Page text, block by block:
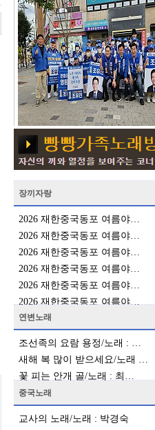
장끼자랑
2026 재한중국동포 여름야…
2026 재한중국동포 여름야…
2026 재한중국동포 여름야…
2026 재한중국동포 여름야…
2026 재한중국동포 여름야…
2026 재한중국동포 여름야…
연변노래
조선족의 요람 용정/노래 : …
새해 복 많이 받으세요/노래 …
꽃 피는 안개 골/노래 : 최…
중국노래
교사의 노래/노래 : 박경숙